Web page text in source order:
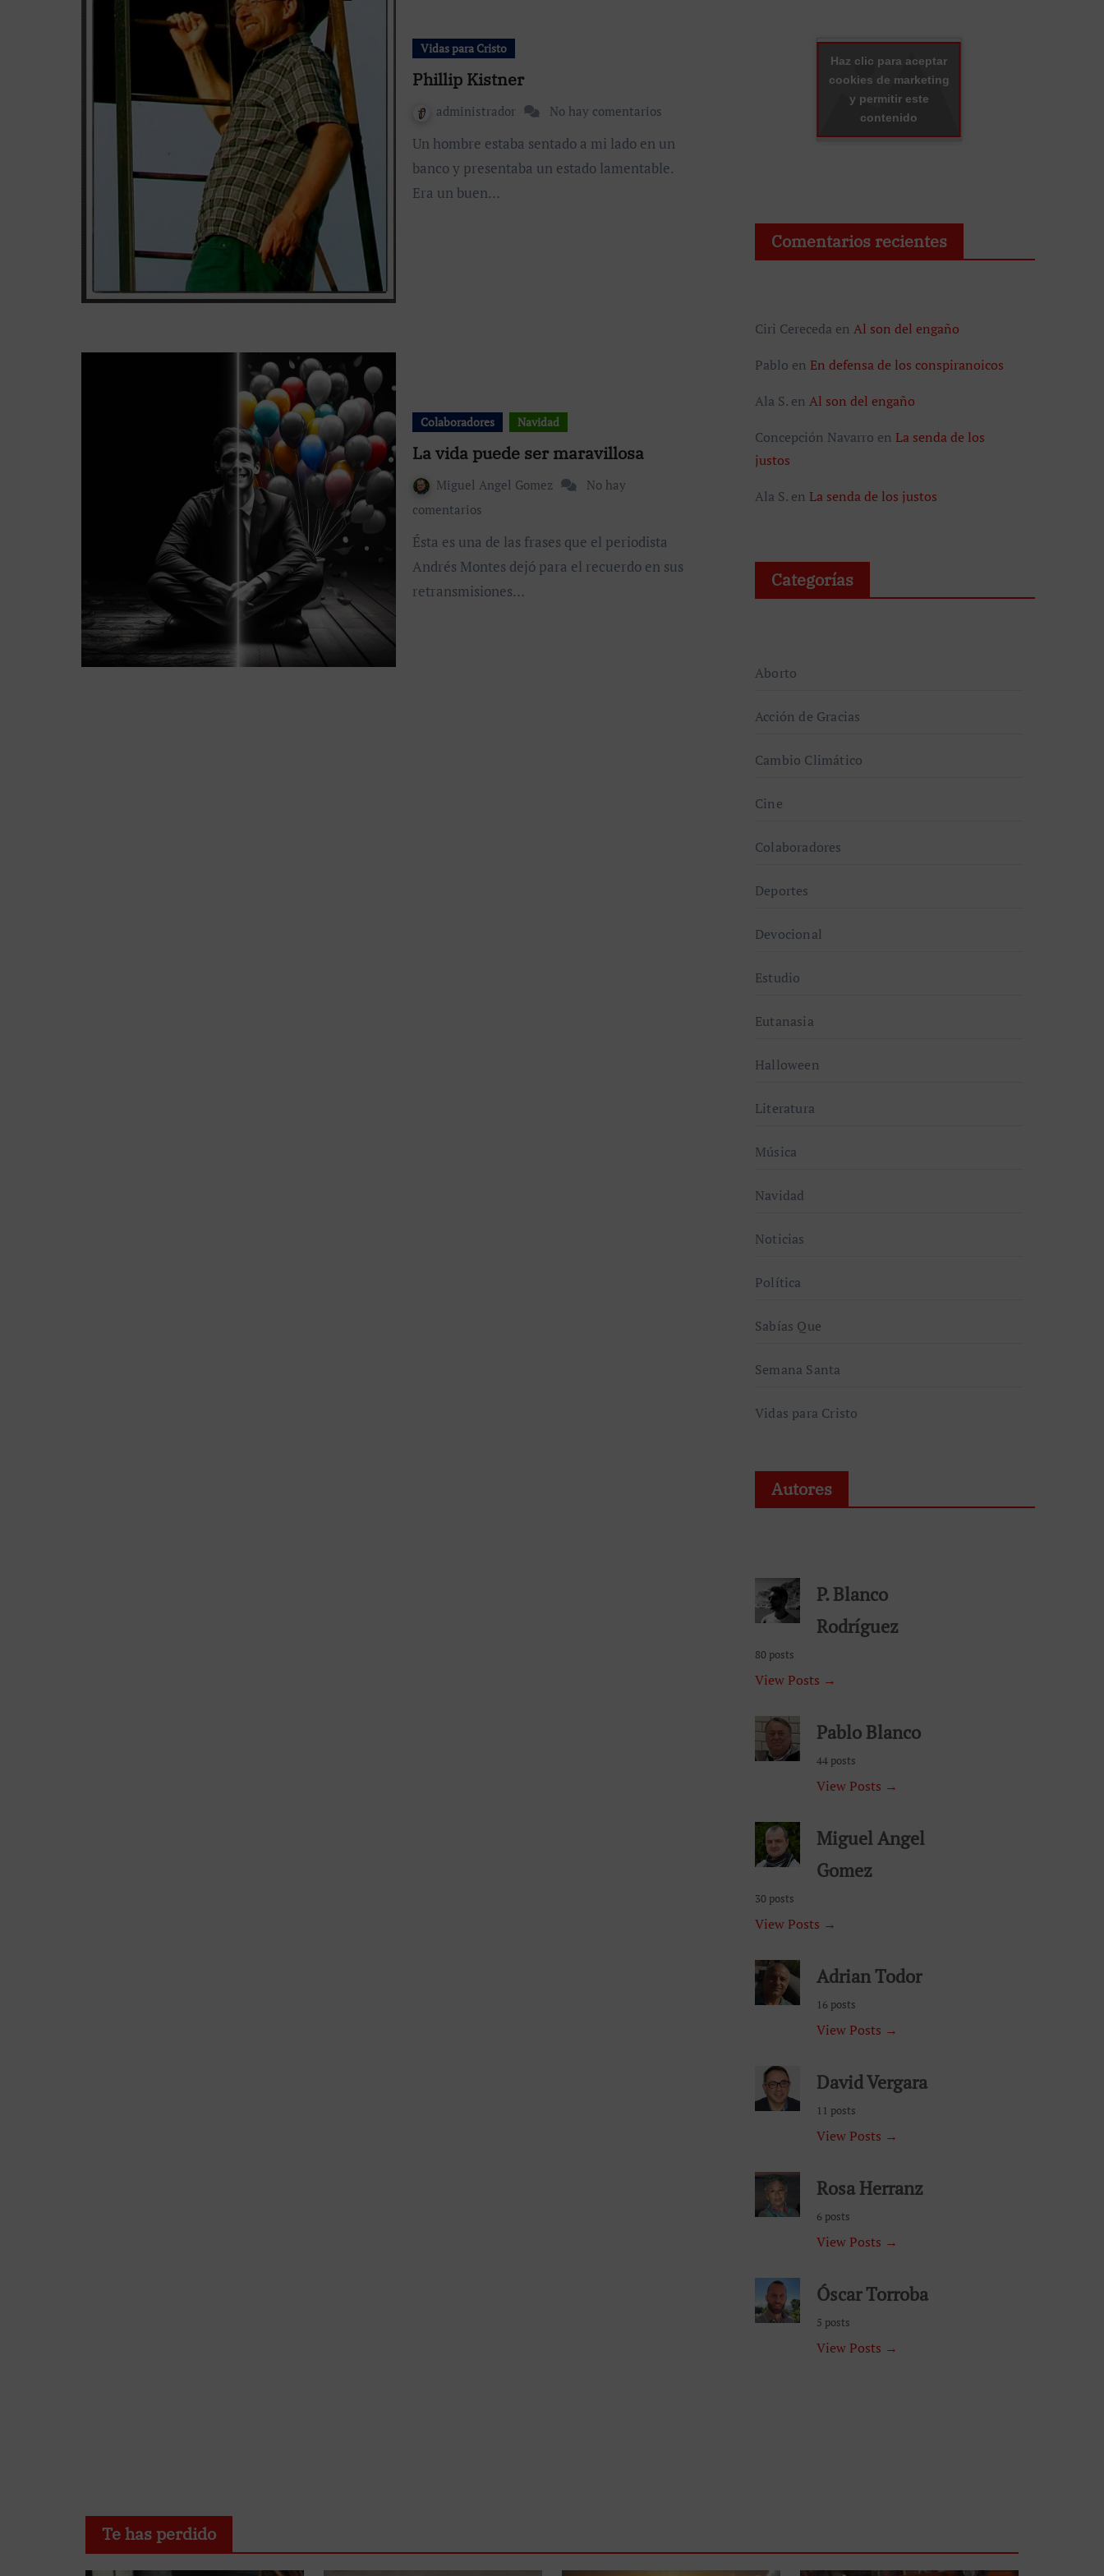
Vidas para Cristo
Phillip Kistner
administrador No hay comentarios
Un hombre estaba sentado a mi lado en un
banco y presentaba un estado lamentable.
Era un buen…
Colaboradores Navidad
La vida puede ser maravillosa
Miguel Angel Gomez
No hay
comentarios
Ésta es una de las frases que el periodista
Andrés Montes dejó para el recuerdo en sus
retransmisiones…
Haz clic para aceptar
cookies de marketing
y permitir este
contenido
Comentarios recientes
Ciri Cereceda en Al son del engaño
Pablo en En defensa de los conspiranoicos
Ala S. en Al son del engaño
Concepción Navarro en La senda de los
justos
Ala S. en La senda de los justos
Categorías
Aborto
Acción de Gracias
Cambio Climático
Cine
Colaboradores
Deportes
Devocional
Estudio
Eutanasia
Halloween
Literatura
Música
Navidad
Noticias
Política
Sabías Que
Semana Santa
Vidas para Cristo
Autores
P. Blanco
Rodríguez
80 posts
View Posts →
Pablo Blanco
44 posts
View Posts →
Miguel Angel
Gomez
30 posts
View Posts →
Adrian Todor
16 posts
View Posts →
David Vergara
11 posts
View Posts →
Rosa Herranz
6 posts
View Posts →
Óscar Torroba
5 posts
View Posts →
Te has perdido